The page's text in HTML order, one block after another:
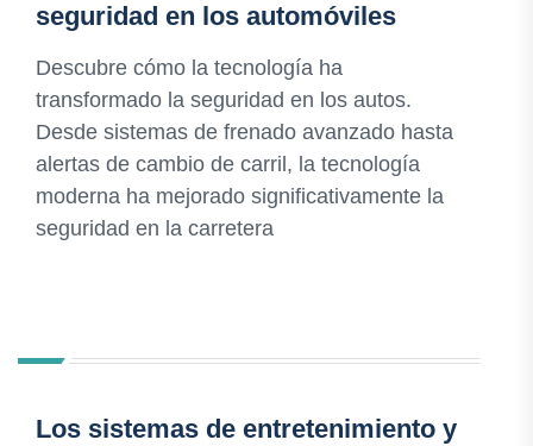
seguridad en los automóviles
Descubre cómo la tecnología ha
transformado la seguridad en los autos.
Desde sistemas de frenado avanzado hasta
alertas de cambio de carril, la tecnología
moderna ha mejorado significativamente la
seguridad en la carretera
Los sistemas de entretenimiento y